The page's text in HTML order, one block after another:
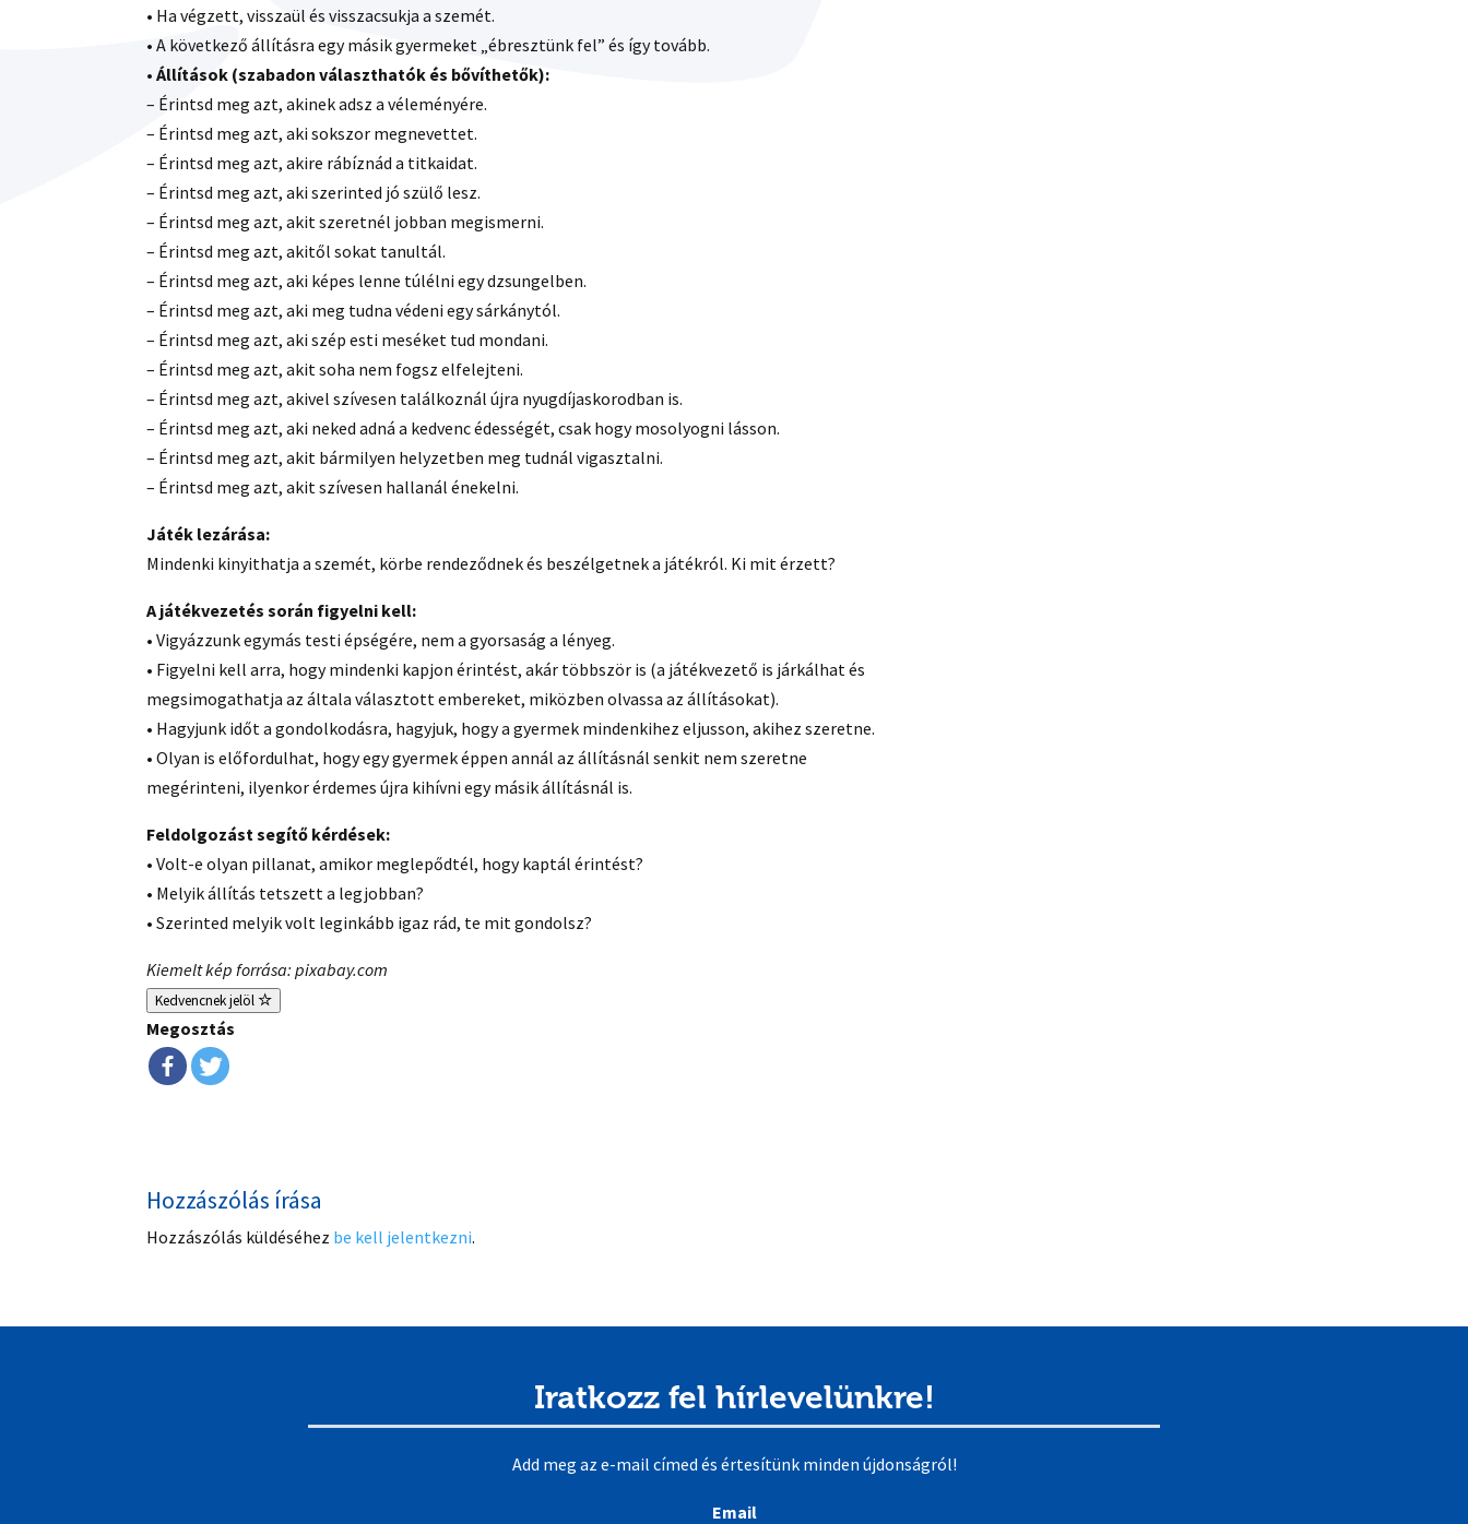
• Ha végzett, visszaül és visszacsukja a szemét.
• A következő állításra egy másik gyermeket „ébresztünk fel” és így tovább.
•Állítások (szabadon választhatók és bővíthetők):
– Érintsd meg azt, akinek adsz a véleményére.
– Érintsd meg azt, aki sokszor megnevettet.
– Érintsd meg azt, akire rábíznád a titkaidat.
– Érintsd meg azt, aki szerinted jó szülő lesz.
– Érintsd meg azt, akit szeretnél jobban megismerni.
– Érintsd meg azt, akitől sokat tanultál.
– Érintsd meg azt, aki képes lenne túlélni egy dzsungelben.
– Érintsd meg azt, aki meg tudna védeni egy sárkánytól.
– Érintsd meg azt, aki szép esti meséket tud mondani.
– Érintsd meg azt, akit soha nem fogsz elfelejteni.
– Érintsd meg azt, akivel szívesen találkoznál újra nyugdíjaskorodban is.
– Érintsd meg azt, aki neked adná a kedvenc édességét, csak hogy mosolyogni lásson.
– Érintsd meg azt, akit bármilyen helyzetben meg tudnál vigasztalni.
– Érintsd meg azt, akit szívesen hallanál énekelni.
Játék lezárása:
Mindenki kinyithatja a szemét, körbe rendeződnek és beszélgetnek a játékról. Ki mit érzett?
A játékvezetés során figyelni kell:
• Vigyázzunk egymás testi épségére, nem a gyorsaság a lényeg.
• Figyelni kell arra, hogy mindenki kapjon érintést, akár többször is (a játékvezető is járkálhat és
megsimogathatja az általa választott embereket, miközben olvassa az állításokat).
• Hagyjunk időt a gondolkodásra, hagyjuk, hogy a gyermek mindenkihez eljusson, akihez szeretne.
• Olyan is előfordulhat, hogy egy gyermek éppen annál az állításnál senkit nem szeretne
megérinteni, ilyenkor érdemes újra kihívni egy másik állításnál is.
Feldolgozást segítő kérdések:
• Volt-e olyan pillanat, amikor meglepődtél, hogy kaptál érintést?
• Melyik állítás tetszett a legjobban?
• Szerinted melyik volt leginkább igaz rád, te mit gondolsz?
Kiemelt kép forrása: pixabay.com
Kedvencnek jelöl
Megosztás
Hozzászólás írása
Hozzászólás küldéséhez be kell jelentkezni.
Iratkozz fel hírlevelünkre!
Add meg az e-mail címed és értesítünk minden újdonságról!
Email